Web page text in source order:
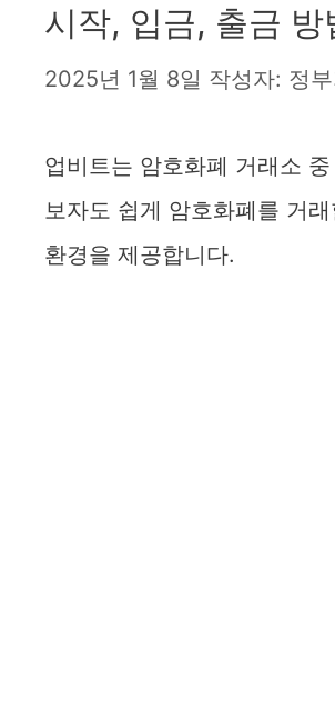
시작, 입금, 출금 방
2025년 1월 8일 작성자: 정
업비트는 암호화폐 거래소
보자도 쉽게 암호화폐를 거
환경을 제공합니다.